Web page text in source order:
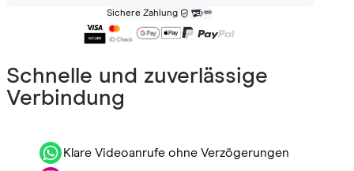
Sichere Zahlung
Schnelle und zuverlässige
Verbindung
Klare Videoanrufe ohne Verzögerungen